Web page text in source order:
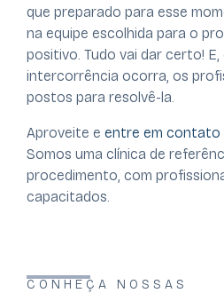
que preparado para esse
na equipe escolhida para o
positivo. Tudo vai dar certo!
intercorrência ocorra, os
postos para resolvê-la.
Aproveite e entre em contato
Somos uma clínica de
procedimento, com
capacitados.
CONHEÇA NOSSAS